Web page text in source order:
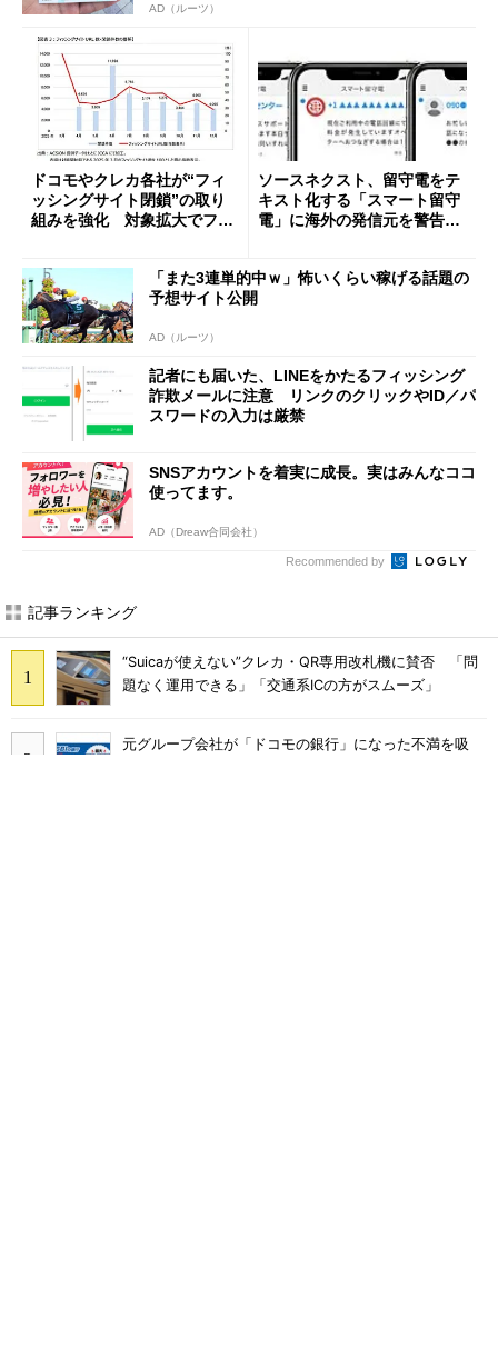
AD（ルーツ）
ドコモやクレカ各社が“フィ
ッシングサイト閉鎖”の取り
組みを強化 対象拡大でフィ
ソースネクスト、留守電をテ
キスト化する「スマート留守
電」に海外の発信元を警告す
「また3連単的中ｗ」怖いくらい稼げる話題の
予想サイト公開
AD（ルーツ）
記者にも届いた、LINEをかたるフィッシング
詐欺メールに注意 リンクのクリックやID／パ
スワードの入力は厳禁
SNSアカウントを着実に成長。実はみんなココ
使ってます。
AD（Dreaw合同会社）
Recommended by
記事ランキング
“Suicaが使えない”クレカ・QR専用改札機に賛否 「問
題なく運用できる」「交通系ICの方がスムーズ」
元グループ会社が「ドコモの銀行」になった不満を吸